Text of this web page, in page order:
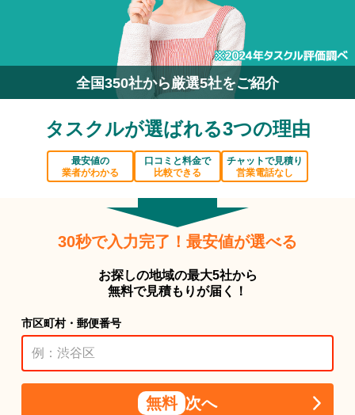
全国350社から厳選5社をご紹介
タスクルが選ばれる3つの理由
最安値の
業者がわかる
口コミと料金で
比較できる
チャットで見積り
営業電話なし
30秒で入力完了！最安値が選べる
お探しの地域の最大5社から
無料で見積もりが届く！
市区町村・郵便番号
無料 次へ